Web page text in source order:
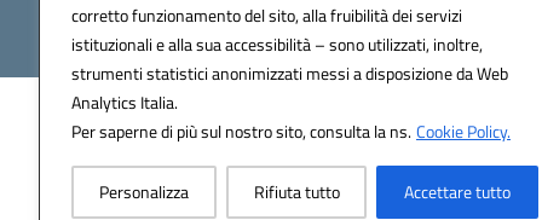
corretto funzionamento del sito, alla fruibilità dei servizi
istituzionali e alla sua accessibilità – sono utilizzati, inoltre,
strumenti statistici anonimizzati messi a disposizione da Web
Analytics Italia.
Per saperne di più sul nostro sito, consulta la ns.Cookie Policy.
Personalizza Rifiuta tutto Accettare tutto